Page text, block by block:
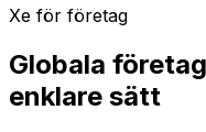
Xe för företag
Globala
enklare sätt